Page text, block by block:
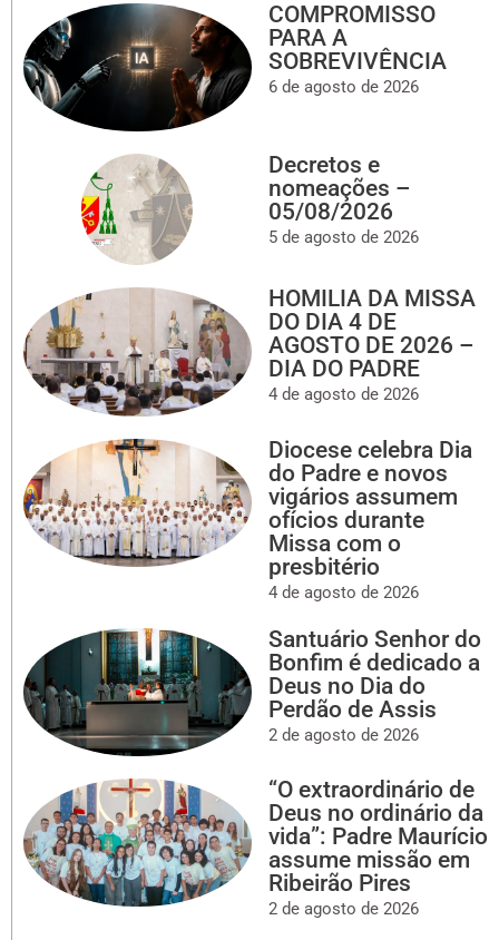
COMPROMISSO
PARA A
SOBREVIVÊNCIA
6 de agosto de 2026
Decretos e
nomeações –
05/08/2026
5 de agosto de 2026
HOMILIA DA MISSA
DO DIA 4 DE
AGOSTO DE 2026 –
DIA DO PADRE
4 de agosto de 2026
Diocese celebra Dia
do Padre e novos
vigários assumem
ofícios durante
Missa com o
presbitério
4 de agosto de 2026
Santuário Senhor do
Bonfim é dedicado a
Deus no Dia do
Perdão de Assis
2 de agosto de 2026
“O extraordinário de
Deus no ordinário da
vida”: Padre Maurício
assume missão em
Ribeirão Pires
2 de agosto de 2026